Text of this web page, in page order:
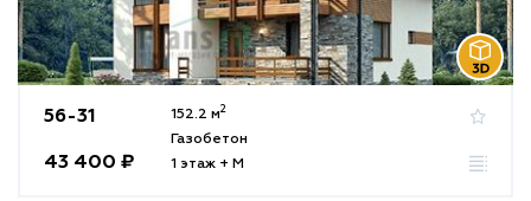
56-31
43 400 ₽
152.2 м2
Газобетон
1 этаж + М